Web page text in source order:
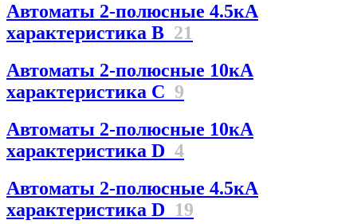
Автоматы 2-полюсные 4.5кА
характеристика В 21
Автоматы 2-полюсные 10кА
характеристика C 9
Автоматы 2-полюсные 10кА
характеристика D 4
Автоматы 2-полюсные 4.5кА
характеристика D 19